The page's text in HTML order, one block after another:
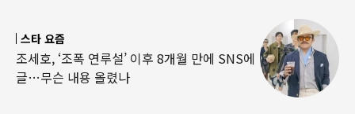
스타 요즘
조세호, ‘조폭 연루설’ 이후 8개월 만에 SNS에
글…무슨 내용 올렸나